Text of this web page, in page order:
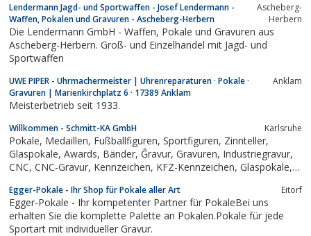
Lendermann Jagd- und Sportwaffen - Josef Lendermann -
Waffen, Pokalen und Gravuren - Ascheberg-Herbern
Ascheberg-
Herbern
Die Lendermann GmbH - Waffen, Pokale und Gravuren aus
Ascheberg-Herbern. Groß- und Einzelhandel mit Jagd- und
Sportwaffen
UWE PIPER - Uhrmachermeister | Uhrenreparaturen · Pokale ·
Gravuren | Marienkirchplatz 6 · 17389 Anklam
Anklam
Meisterbetrieb seit 1933.
Willkommen - Schmitt-KA GmbH Karlsruhe
Pokale, Medaillen, Fußballfiguren, Sportfiguren, Zinnteller,
Glaspokale, Awards, Bänder, Ĝravur, Gravuren, Industriegravur,
CNC, CNC-Gravur, Kennzeichen, KFZ-Kennzeichen, Glaspokale,
Egger-Pokale - Ihr Shop für Pokale aller Art Eitorf
Egger-Pokale - Ihr kompetenter Partner für PokaleBei uns
erhalten Sie die komplette Palette an Pokalen.Pokale für jede
Sportart mit individueller Gravur.